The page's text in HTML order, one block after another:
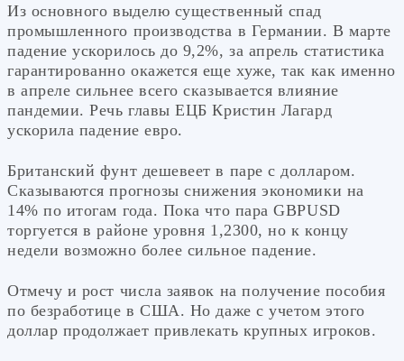
Из основного выделю существенный спад
промышленного производства в Германии. В марте
падение ускорилось до 9,2%, за апрель статистика
гарантированно окажется еще хуже, так как именно
в апреле сильнее всего сказывается влияние
пандемии. Речь главы ЕЦБ Кристин Лагард
ускорила падение евро.
Британский фунт дешевеет в паре с долларом.
Сказываются прогнозы снижения экономики на
14% по итогам года. Пока что пара GBPUSD
торгуется в районе уровня 1,2300, но к концу
недели возможно более сильное падение.
Отмечу и рост числа заявок на получение пособия
по безработице в США. Но даже с учетом этого
доллар продолжает привлекать крупных игроков.